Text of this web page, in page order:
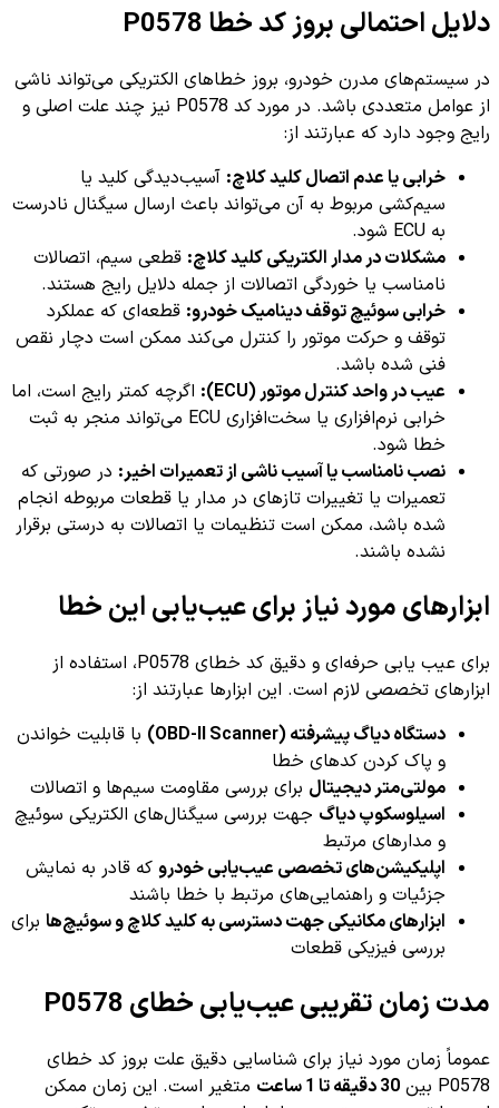
دلایل احتمالی بروز کد خطا P0578
در سیستم‌های مدرن خودرو، بروز خطاهای الکتریکی می‌تواند ناشی
از عوامل متعددی باشد. در مورد کد P0578 نیز چند علت اصلی و
رایج وجود دارد که عبارتند از:
خرابی یا عدم اتصال کلید کلاچ: آسیب‌دیدگی کلید یا
سیم‌کشی مربوط به آن می‌تواند باعث ارسال سیگنال نادرست
به ECU شود.
مشکلات در مدار الکتریکی کلید کلاچ: قطعی سیم، اتصالات
نامناسب یا خوردگی اتصالات از جمله دلایل رایج هستند.
خرابی سوئیچ توقف دینامیک خودرو: قطعه‌ای که عملکرد
توقف و حرکت موتور را کنترل می‌کند ممکن است دچار نقص
فنی شده باشد.
عیب در واحد کنترل موتور (ECU):
اگرچه کمتر رایج است، اما
خرابی نرم‌افزاری یا سخت‌افزاری ECU می‌تواند منجر به ثبت
خطا شود.
نصب نامناسب یا آسیب ناشی از تعمیرات اخیر: در صورتی که
تعمیرات یا تغییرات تاز‌ه‎ای در مدار یا قطعات مربوطه انجام
شده باشد، ممکن است تنظیمات یا اتصالات به درستی برقرار
نشده باشند.
ابزارهای مورد نیاز برای عیب‌یابی این خطا
برای عیب یابی حرفه‌ای و دقیق کد خطای P0578، استفاده از
ابزارهای تخصصی لازم است. این ابزارها عبارتند از:
دستگاه دیاگ پیشرفته (OBD-II Scanner)
با قابلیت خواندن
و پاک کردن کدهای خطا
مولتی‌متر دیجیتال برای بررسی مقاومت سیم‌ها و اتصالات
اسیلوسکوپ دیاگ جهت بررسی سیگنال‌های الکتریکی سوئیچ
و مدارهای مرتبط
اپلیکیشن‌های تخصصی عیب‌یابی خودرو که قادر به نمایش
جزئیات و راهنمایی‌های مرتبط با خطا باشند
ابزارهای مکانیکی جهت دسترسی به کلید کلاچ و سوئیچ‌ها برای
بررسی فیزیکی قطعات
مدت زمان تقریبی عیب‌یابی خطای P0578
عموماً زمان مورد نیاز برای شناسایی دقیق علت بروز کد خطای
P0578 بین
30 دقیقه تا 1 ساعت
متغیر است. این زمان ممکن